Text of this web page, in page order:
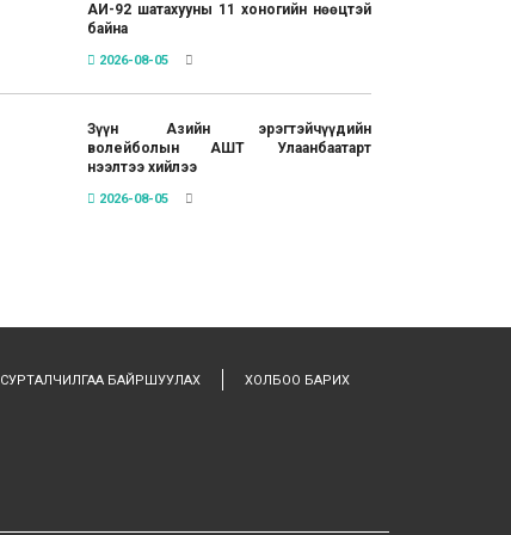
АИ-92 шатахууны 11 хоногийн нөөцтэй
байна
2026-08-05
Зүүн Азийн эрэгтэйчүүдийн
волейболын АШТ Улаанбаатарт
нээлтээ хийлээ
2026-08-05
СУРТАЛЧИЛГАА БАЙРШУУЛАХ ХОЛБОО БАРИХ